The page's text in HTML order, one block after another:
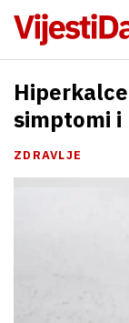
simptomi i
ZDRAVLJE